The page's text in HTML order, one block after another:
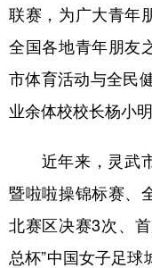
联赛，为广大青年
全国各地青年朋友
市体育活动与全民
业余体校校长杨小明
近年来，灵武市
暨啦啦操锦标赛、
北赛区决赛3次、
总杯”中国女子足